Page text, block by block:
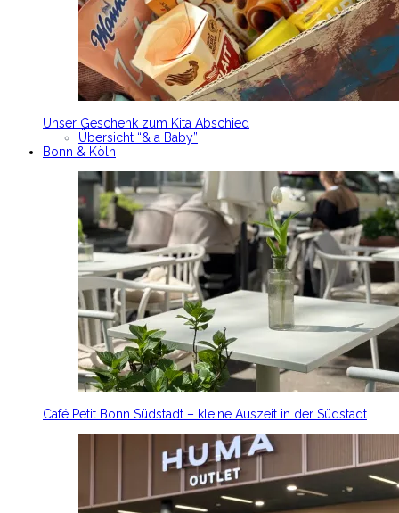
Unser Geschenk zum Kita Abschied
Übersicht “& a Baby”
Bonn & Köln
Café Petit Bonn Südstadt – kleine Auszeit in der Südstadt